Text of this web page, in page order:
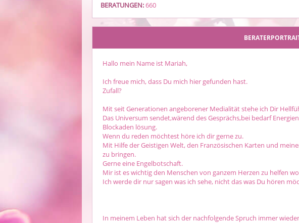
BERATUNGEN:660
Hallo mein Name ist Mariah,
Ich freue mich, dass Du mich hier gefunden hast.
Zufall?
Mit seit Generationen angeborener Medialität stehe ich Dir
Das Universum sendet,wärend des Gesprächs,bei bedarf
Blockaden lösung.
Wenn du reden möchtest höre ich dir gerne zu.
Mit Hilfe der Geistigen Welt, den Französischen Karten und
zu bringen.
Gerne eine Engelbotschaft.
Mir ist es wichtig den Menschen von ganzem Herzen zu helfen
Ich werde dir nur sagen was ich sehe, nicht das was Du hören
In meinem Leben hat sich der nachfolgende Spruch immer